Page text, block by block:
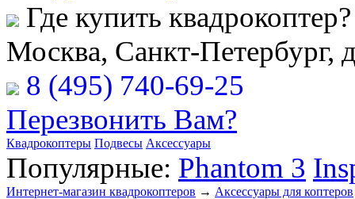
Где купить квадрокоптер?
Москва, Санкт-Петербург,
8 (495) 740-69-25
Перезвонить Вам?
Квадрокоптеры Подвесы Аксессуары
Популярные: Phantom 3
Интернет-магазин квадрокоптеров → Аксессуары для коптеров